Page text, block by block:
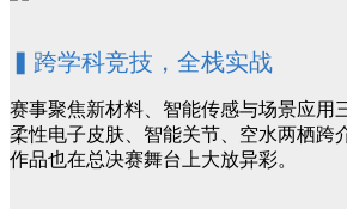
▍跨学科竞技，全栈实战
赛事聚焦新材料、智能传感与场景应用
柔性电子皮肤、智能关节、空水两栖跨
作品也在总决赛舞台上大放异彩。